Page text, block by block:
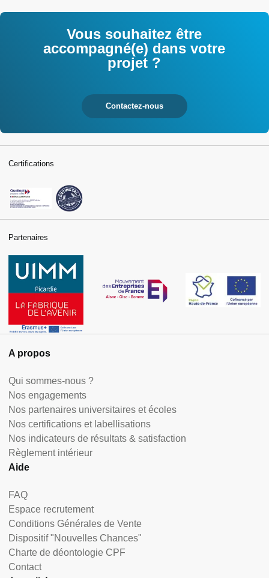
Vous souhaitez être
accompagné(e) dans votre
projet ?
Contactez-nous
A propos
Qui sommes-nous ?
Nos engagements
Nos partenaires universitaires et écoles
Nos certifications et labellisations
Nos indicateurs de résultats & satisfaction
Règlement intérieur
Aide
FAQ
Espace recrutement
Conditions Générales de Vente
Dispositif "Nouvelles Chances"
Charte de déontologie CPF
Contact
Certifications
Partenaires